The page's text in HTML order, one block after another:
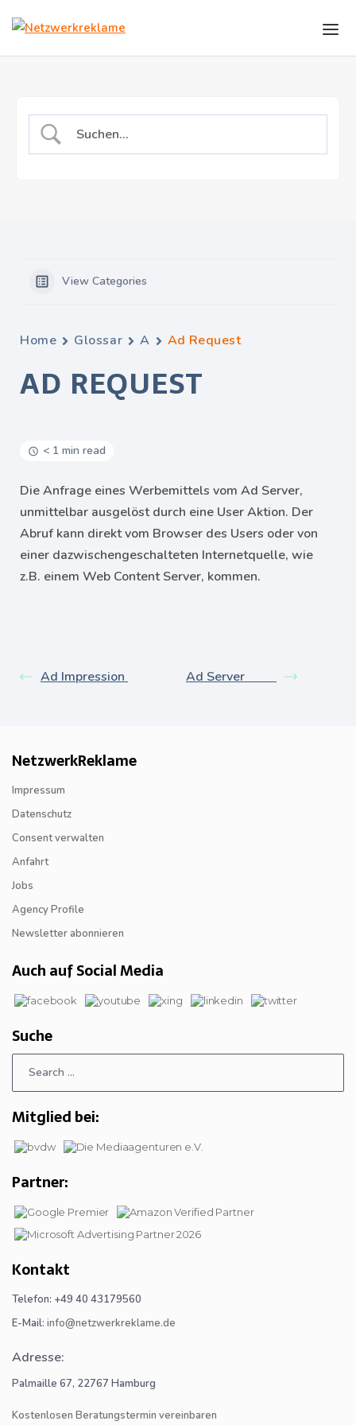
View Categories
Home Glossar A Ad Request
AD REQUEST
< 1 min read
Die Anfrage eines Werbemittels vom Ad Server,
unmittelbar ausgelöst durch eine User Aktion. Der
Abruf kann direkt vom Browser des Users oder von
einer dazwischengeschalteten Internetquelle, wie
z.B. einem Web Content Server, kommen.
Ad Impression Ad Server
NetzwerkReklame
Impressum
Datenschutz
Consent verwalten
Anfahrt
Jobs
Agency Profile
Newsletter abonnieren
Auch auf Social Media
Suche
Mitglied bei:
Partner:
Kontakt
Telefon: +49 40 43179560
E-Mail: info@netzwerkreklame.de
Adresse:
Palmaille 67, 22767 Hamburg
Kostenlosen Beratungstermin vereinbaren